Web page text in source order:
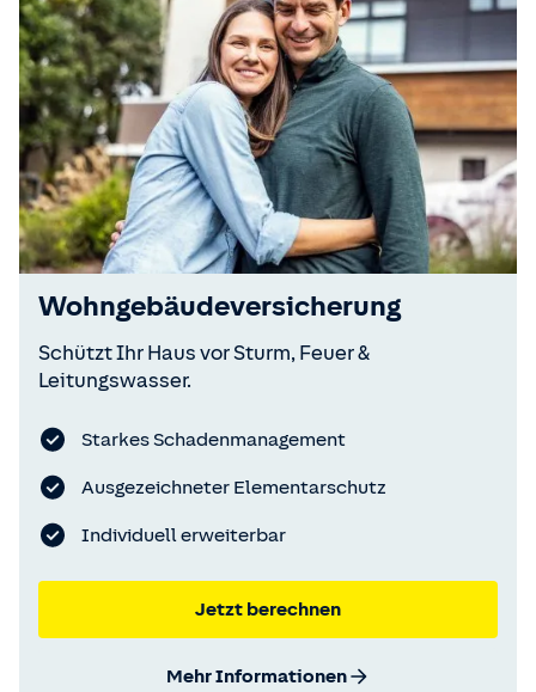
Wohngebäudeversicherung
Schützt Ihr Haus vor Sturm, Feuer &
Leitungswasser.
Starkes Schadenmanagement
Ausgezeichneter Elementarschutz
Individuell erweiterbar
Jetzt berechnen
Mehr Informationen